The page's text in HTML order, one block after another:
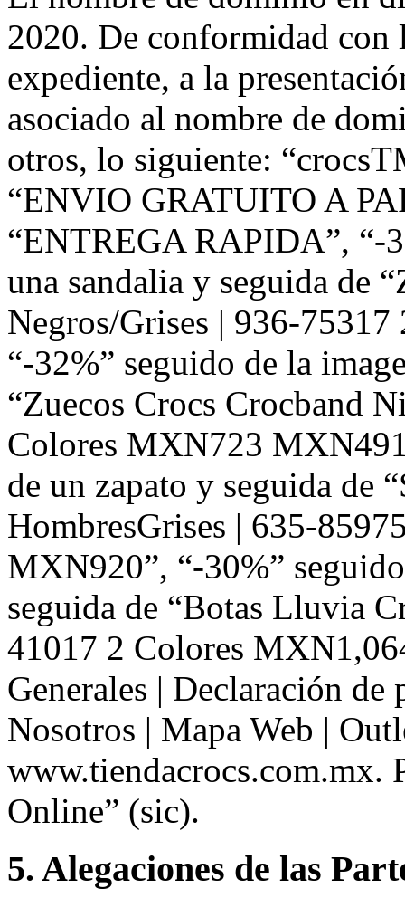
2020. De conformidad
expediente, a la
asociado al nombre de
otros, lo siguiente:
“ENVIO GRATUITO A
“ENTREGA RAPIDA”, “-
una sandalia y seguida de
Negros/Grises | 936-
“-32%” seguido de la
“Zuecos Crocs Crocband
Colores MXN723
de un zapato y seguida de
HombresGrises | 635-
MXN920”, “-30%”
seguida de “Botas Lluvia
41017 2 Colores
Generales | Declaración
Nosotros | Mapa Web |
www.tiendacrocs.com.mx.
Online” (sic).
5. Alegaciones de las